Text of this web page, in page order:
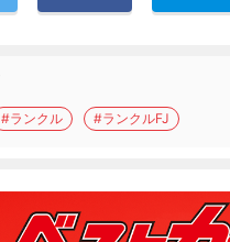
#ランクル #ランクルFJ